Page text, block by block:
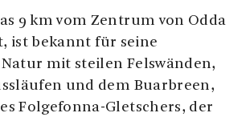
9 km vom Zentrum von Odda
ist bekannt für seine
mit steilen Felswänden,
und dem Buarbreen,
Folgefonna-Gletschers, der